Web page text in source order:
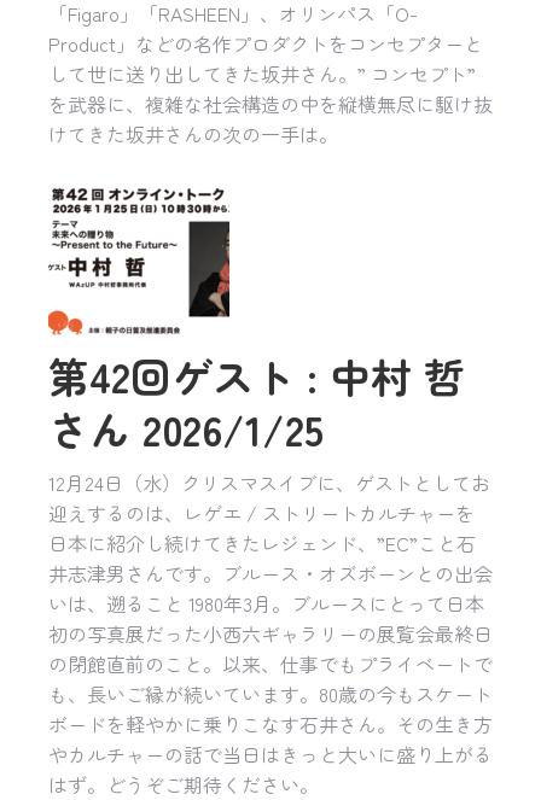
「Figaro」「RASHEEN」、オリンパス「O-
Product」などの名作プロダクトをコンセプターと
して世に送り出してきた坂井さん。” コンセプト”
を武器に、複雑な社会構造の中を縦横無尽に駆け抜
けてきた坂井さんの次の一手は。
第42回ゲスト : 中村 哲
さん 2026/1/25
12月24日（水）クリスマスイブに、ゲストとしてお
迎えするのは、レゲエ / ストリートカルチャーを
日本に紹介し続けてきたレジェンド、”EC”こと石
井志津男さんです。ブルース・オズボーンとの出会
いは、遡ること 1980年3月。ブルースにとって日本
初の写真展だった小西六ギャラリーの展覧会最終日
の閉館直前のこと。以来、仕事でもプライベートで
も、長いご縁が続いています。80歳の今もスケート
ボードを軽やかに乗りこなす石井さん。その生き方
やカルチャーの話で当日はきっと大いに盛り上がる
はず。どうぞご期待ください。